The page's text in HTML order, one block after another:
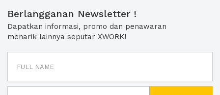
Berlangganan Newsletter !
Dapatkan informasi, promo dan penawaran
menarik lainnya seputar XWORK!